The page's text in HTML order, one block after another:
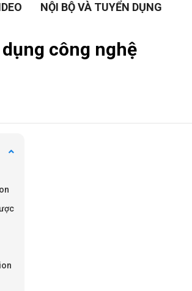
NỘI BỘ VÀ TUYỂN DỤNG
công nghệ